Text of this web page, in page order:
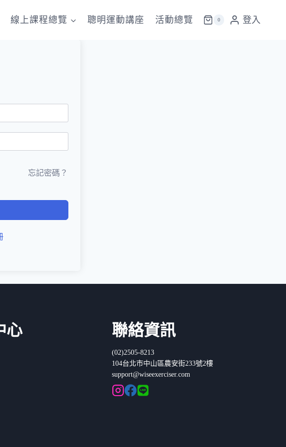
線上課程總覽 聰明運動講座 活動總覽 0 登入
忘記密碼？
心 聯絡資訊
(02)2505-8213
104台北市中山區農安街233號2樓
support@wiseexerciser.com